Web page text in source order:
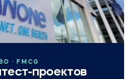
· FMCG
проектов